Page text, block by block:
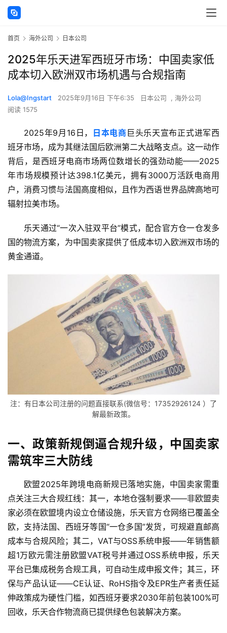
首页 海外公司 日本公司
2025年乐天进军西班牙市场：中国卖家低
成本切入欧洲双市场机遇与合规指南
Lola@Ingstart 2025年9月16日 下午6:35 日本公司 , 海外公司
阅读 1575
2025年9月16日， 日本电商 巨头乐天宣布正式进军西
班牙市场，成为其继法国后欧洲第二大战略支点。这一动作
背后，是西班牙电商市场两位数增长的强劲动能——2025
年市场规模预计达398.1亿美元，拥有3000万活跃电商用
户，消费习惯与法国高度相似，且作为西语世界品牌高地可
辐射拉美市场。
乐天通过“一次入驻双平台”模式，配合官方仓一仓发多
国的物流方案，为中国卖家提供了低成本切入欧洲双市场的
黄金通道。
注：有日本公司注册的问题直接联系(微信号：17352926124 ）了
解最新政策。
一、政策新规倒逼合规升级，中国卖家
需筑牢三大防线
欧盟2025年跨境电商新规已落地实施，中国卖家需重
点关注三大合规红线：其一，本地仓强制要求——非欧盟卖
家必须在欧盟境内设立仓储设施，乐天官方仓网络已覆盖全
欧，支持法国、西班牙等国“一仓多国”发货，可规避直邮高
成本与合规风险；其二，VAT与OSS系统申报——年销售额
超1万欧元需注册欧盟VAT税号并通过OSS系统申报，乐天
平台已集成税务合规工具，可自动生成申报文件；其三，环
保与产品认证——CE认证、RoHS指令及EPR生产者责任延
伸政策成为硬性门槛，如西班牙要求2030年前包装100%可
回收，乐天合作物流商已提供绿色包装解决方案。